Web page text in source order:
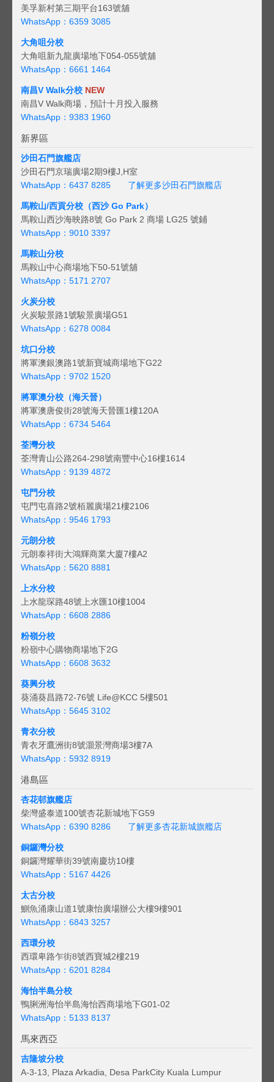
美孚新村第三期平台163號舖
WhatsApp：6359 3085
大角咀分校
大角咀新九龍廣場地下054-055號舖
WhatsApp：6661 1464
南昌V Walk分校 NEW
南昌V Walk商場，預計十月投入服務
WhatsApp：9383 1960
新界區
沙田石門旗艦店
沙田石門京瑞廣場2期9樓J,H室
WhatsApp：6437 8285
了解更多沙田石門旗艦店
馬鞍山/西貢分校（西沙 Go Park）
馬鞍山西沙海映路8號 Go Park 2 商場 LG25 號鋪
WhatsApp：9010 3397
馬鞍山分校
馬鞍山中心商場地下50-51號舖
WhatsApp：5171 2707
火炭分校
火炭駿景路1號駿景廣場G51
WhatsApp：6278 0084
坑口分校
將軍澳銀澳路1號新寶城商場地下G22
WhatsApp：9702 1520
將軍澳分校（海天晉）
將軍澳唐俊街28號海天晉匯1樓120A
WhatsApp：6734 5464
荃灣分校
荃灣青山公路264-298號南豐中心16樓1614
WhatsApp：9139 4872
屯門分校
屯門屯喜路2號栢麗廣場21樓2106
WhatsApp：9546 1793
元朗分校
元朗泰祥街大鴻輝商業大廈7樓A2
WhatsApp：5620 8881
上水分校
上水龍琛路48號上水匯10樓1004
WhatsApp：6608 2886
粉嶺分校
粉嶺中心購物商場地下2G
WhatsApp：6608 3632
葵興分校
葵涌葵昌路72-76號 Life@KCC 5樓501
WhatsApp：5645 3102
青衣分校
青衣牙鷹洲街8號灝景灣商場3樓7A
WhatsApp：5932 8919
港島區
杏花邨旗艦店
柴灣盛泰道100號杏花新城地下G59
WhatsApp：6390 8286
了解更多杏花新城旗艦店
銅鑼灣分校
銅鑼灣耀華街39號南慶坊10樓
WhatsApp：5167 4426
太古分校
鰂魚涌康山道1號康怡廣場辦公大樓9樓901
WhatsApp：6843 3257
西環分校
西環卑路乍街8號西寶城2樓219
WhatsApp：6201 8284
海怡半島分校
鴨脷洲海怡半島海怡西商場地下G01-02
WhatsApp：5133 8137
馬來西亞
吉隆坡分校
A-3-13, Plaza Arkadia, Desa ParkCity Kuala Lumpur